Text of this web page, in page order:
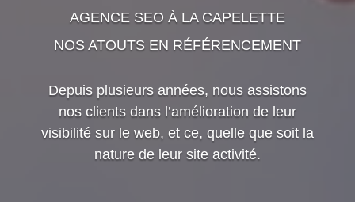
AGENCE SEO À LA CAPELETTE
NOS ATOUTS EN RÉFÉRENCEMENT
Depuis plusieurs années, nous assistons
nos clients dans l’amélioration de leur
visibilité sur le web, et ce, quelle que soit la
nature de leur site activité.